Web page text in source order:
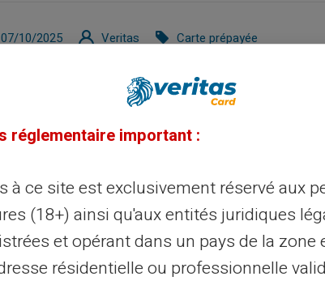
07/10/2025 Veritas Carte prépayée
familial : Comment gérer
avec des cartes prépayées
du budget familial devient plus simple avec les
30/09/2025 Veritas Carte prépayée
bancaires 2025 : Comparatif et
réglementaire important :
à ce site est exclusivement réservé aux
(18+) ainsi qu'aux entités juridiques
et opérant dans un pays de la zone
résidentielle ou professionnelle